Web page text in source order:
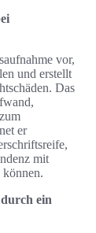
vor,
und erstellt
Das
er
mit
ein